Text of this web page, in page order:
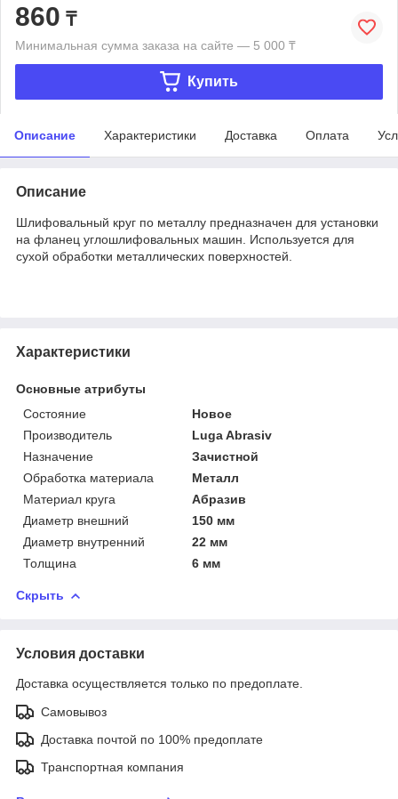
860 ₸
Минимальная сумма заказа на сайте — 5 000 ₸
Купить
Описание Характеристики Доставка Оплата
Описание
Шлифовальный круг по металлу предназначен для установки
на фланец углошлифовальных машин. Используется для
сухой обработки металлических поверхностей.
Характеристики
Основные атрибуты
Состояние
Новое
Производитель
Luga Abrasiv
Назначение
Зачистной
Обработка материала
Металл
Материал круга
Абразив
Диаметр внешний
150 мм
Диаметр внутренний
22 мм
Толщина
6 мм
Скрыть
Условия доставки
Доставка осуществляется только по предоплате.
Самовывоз
Доставка почтой по 100% предоплате
Транспортная компания